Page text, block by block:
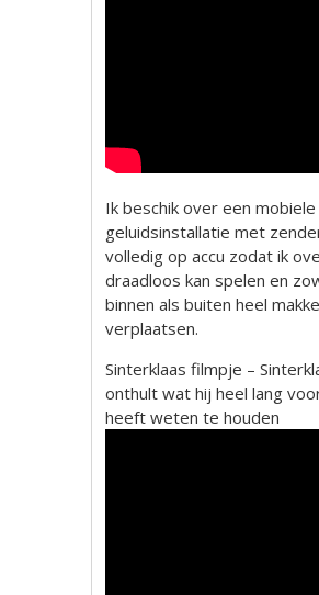
Ik beschik over een mobiele
geluidsinstallatie met
volledig op accu zodat ik
draadloos kan spelen en
binnen als buiten heel
verplaatsen.
Sinterklaas filmpje –
onthult wat hij heel lang
heeft weten te houden